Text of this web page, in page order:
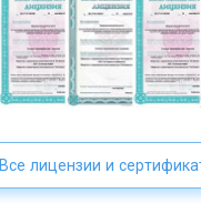
Все лицензии и